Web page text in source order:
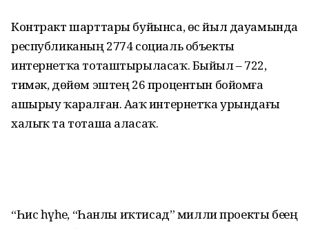
Контракт шарттары буйынса, өс йыл дауамында
республиканың 2774 социаль объекты
интернетҡа тоташтырыласаҡ. Быйыл – 722,
тимәк, дөйөм эштең 26 процентын бойомға
ашырыу ҡаралған. Аҙаҡ интернетҡа урындағы
халыҡ та тоташа аласаҡ.
“Һис һүҙһеҙ, “Һанлы иҡтисад” милли проекты беҙҙең